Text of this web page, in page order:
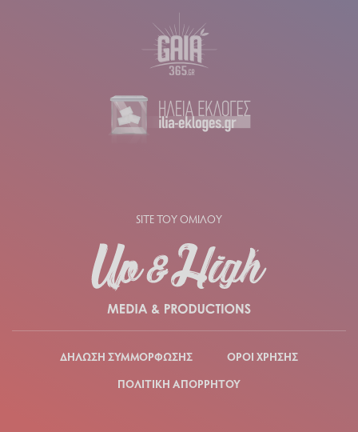
SITE ΤΟΥ ΟΜΙΛΟΥ
ΔΗΛΩΣΗ ΣΥΜΜΟΡΦΩΣΗΣ
ΟΡΟΙ ΧΡΗΣΗΣ
ΠΟΛΙΤΙΚΗ ΑΠΟΡΡΗΤΟΥ